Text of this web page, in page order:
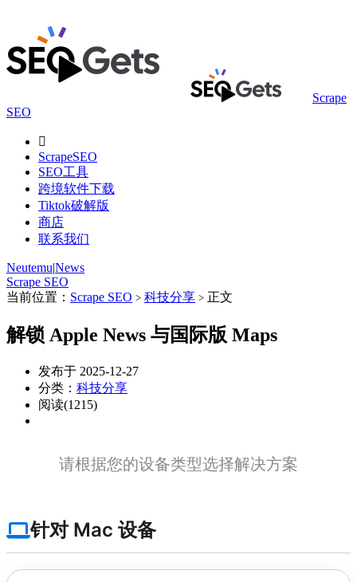
Scrape
SEO

ScrapeSEO
SEO工具
跨境软件下载
Tiktok破解版
商店
联系我们
Neutemu|News
Scrape SEO
当前位置： Scrape SEO > 科技分享 > 正文
解锁 Apple News 与国际版 Maps
发布于 2025-12-27
分类： 科技分享
阅读(1215)
请根据您的设备类型选择解决方案
针对 Mac 设备